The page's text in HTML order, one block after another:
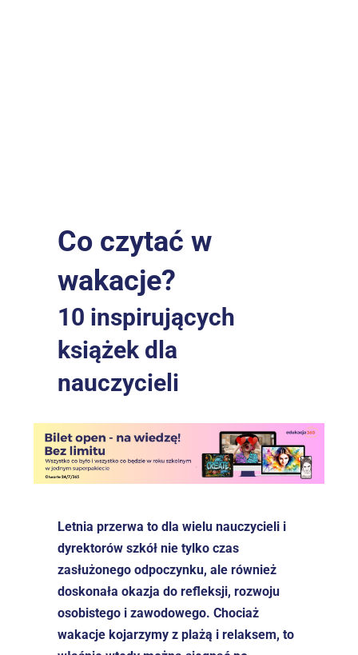
Co czytać w
wakacje?
10 inspirujących
książek dla
nauczycieli
Letnia przerwa to dla wielu nauczycieli i
dyrektorów szkół nie tylko czas
zasłużonego odpoczynku, ale również
doskonała okazja do refleksji, rozwoju
osobistego i zawodowego. Chociaż
wakacje kojarzymy z plażą i relaksem, to